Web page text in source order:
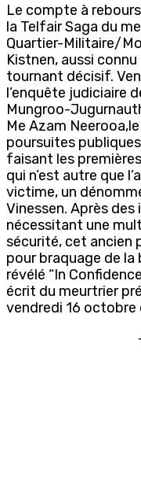
Le compte à
la Telfair Saga du
Quartier-Militaire/
Kistnen, aussi
tournant décisif.
l’enquête judiciaire
Mungroo-
Me Azam
poursuites
faisant les
qui n’est autre que
victime, un
Vinessen. Après
nécessitant une
sécurité, cet ancien
pour braquage de
révélé “In
écrit du meurtrier
vendredi 16 octobre